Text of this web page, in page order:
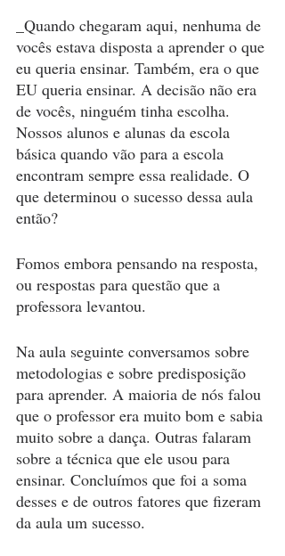
_Quando chegaram aqui, nenhuma de
vocês estava disposta a aprender o que
eu queria ensinar. Também, era o que
EU queria ensinar. A decisão não era
de vocês, ninguém tinha escolha.
Nossos alunos e alunas da escola
básica quando vão para a escola
encontram sempre essa realidade. O
que determinou o sucesso dessa aula
então?
Fomos embora pensando na resposta,
ou respostas para questão que a
professora levantou.
Na aula seguinte conversamos sobre
metodologias e sobre predisposição
para aprender. A maioria de nós falou
que o professor era muito bom e sabia
muito sobre a dança. Outras falaram
sobre a técnica que ele usou para
ensinar. Concluímos que foi a soma
desses e de outros fatores que fizeram
da aula um sucesso.